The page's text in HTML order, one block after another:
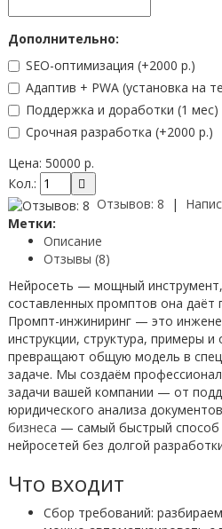
Дополнительно:
SEO-оптимизация (+2000 р.)
Адаптив + PWA (установка на
Поддержка и доработки (1 мес)
Срочная разработка (+2000 р.)
Цена: 50000 р.
Кол.:
Отзывов: 8 |
Метки:
Описание
Отзывы (8)
Нейросеть — мощный
составленных промптов она даёт
Промпт-инжиниринг — это
инструкции, структура, примеры
превращают общую модель в
задаче. Мы создаём
задачи вашей компании — от
юридического анализа
бизнеса — самый быстрый способ
нейросетей без долгой
Что входит
Сбор требований: